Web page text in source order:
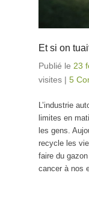
Et si on
Publié le 23
visites | 5
L’industrie
limites en
les gens.
recycle les
faire du
cancer à nos